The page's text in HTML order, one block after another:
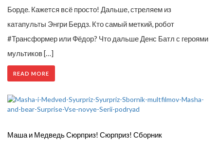
Борде. Кажется всё просто! Дальше, стреляем из
катапульты Энгри Бердз. Кто самый меткий, робот
#Трансформер или Фёдор? Что дальше Денс Батл с героями
мультиков […]
READ MORE
Маша и Медведь Сюрприз! Сюрприз! Сборник